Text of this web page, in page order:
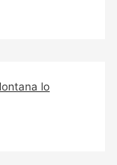
lo